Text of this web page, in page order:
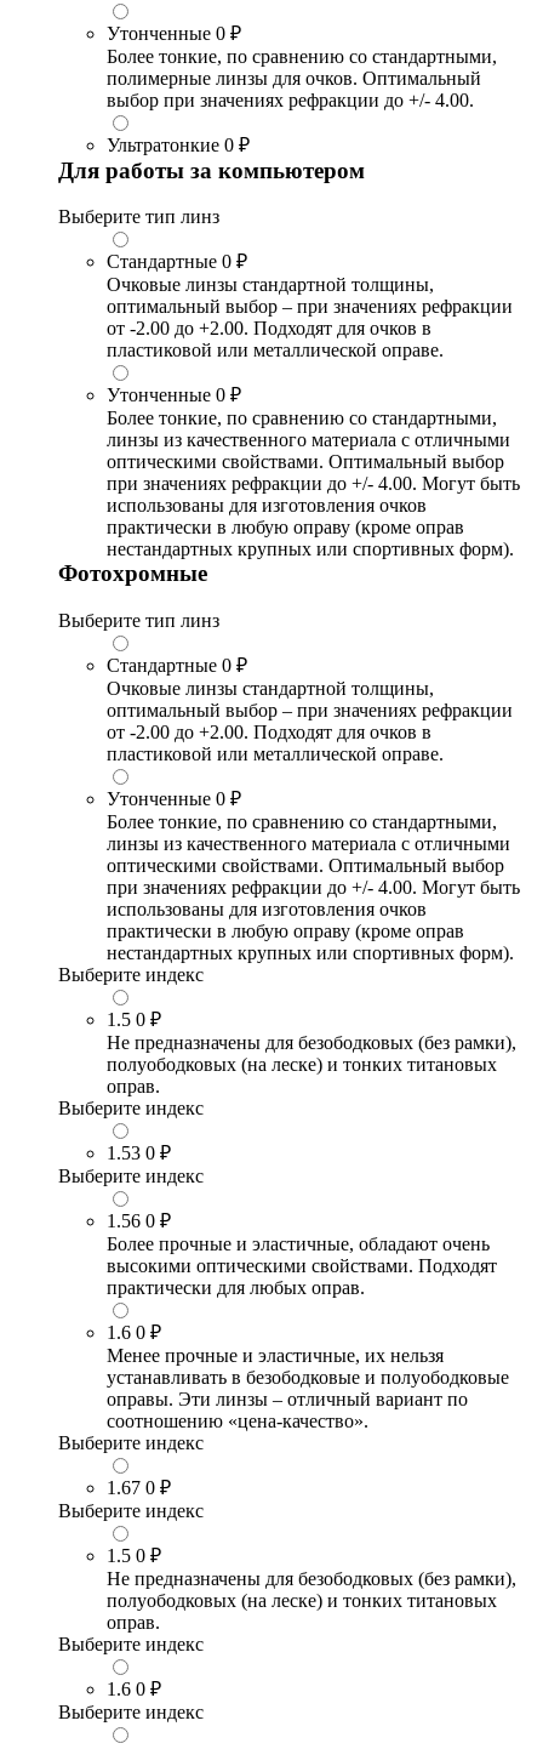
Утонченные 0 ₽
Более тонкие, по сравнению со стандартными,
полимерные линзы для очков. Оптимальный
выбор при значениях рефракции до +/- 4.00.
Ультратонкие 0 ₽
Для работы за компьютером
Выберите тип линз
Стандартные 0 ₽
Очковые линзы стандартной толщины,
оптимальный выбор – при значениях рефракции
от -2.00 до +2.00. Подходят для очков в
пластиковой или металлической оправе.
Утонченные 0 ₽
Более тонкие, по сравнению со стандартными,
линзы из качественного материала с отличными
оптическими свойствами. Оптимальный выбор
при значениях рефракции до +/- 4.00. Могут быть
использованы для изготовления очков
практически в любую оправу (кроме оправ
нестандартных крупных или спортивных форм).
Фотохромные
Выберите тип линз
Стандартные 0 ₽
Очковые линзы стандартной толщины,
оптимальный выбор – при значениях рефракции
от -2.00 до +2.00. Подходят для очков в
пластиковой или металлической оправе.
Утонченные 0 ₽
Более тонкие, по сравнению со стандартными,
линзы из качественного материала с отличными
оптическими свойствами. Оптимальный выбор
при значениях рефракции до +/- 4.00. Могут быть
использованы для изготовления очков
практически в любую оправу (кроме оправ
нестандартных крупных или спортивных форм).
Выберите индекс
1.5 0 ₽
Не предназначены для безободковых (без рамки),
полуободковых (на леске) и тонких титановых
оправ.
Выберите индекс
1.53 0 ₽
Выберите индекс
1.56 0 ₽
Более прочные и эластичные, обладают очень
высокими оптическими свойствами. Подходят
практически для любых оправ.
1.6 0 ₽
Менее прочные и эластичные, их нельзя
устанавливать в безободковые и полуободковые
оправы. Эти линзы – отличный вариант по
соотношению «цена-качество».
Выберите индекс
1.67 0 ₽
Выберите индекс
1.5 0 ₽
Не предназначены для безободковых (без рамки),
полуободковых (на леске) и тонких титановых
оправ.
Выберите индекс
1.6 0 ₽
Выберите индекс